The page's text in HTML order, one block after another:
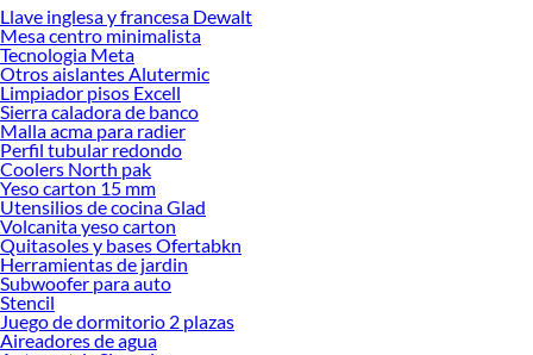
Desde remodelaciones hasta proyectos de decoración, estamos aquí para hacer
tus ideas realidad. ¡Visítanos y encuentra todo lo que tenemos para ofrecerte en
Platachos y Planas!
Explora la variedad de productos de Platachos y Planas en Sodimac
Herramientas, materiales y accesorios de calidad para tus proyectos y
renovación de espacios. ¡Visítanos y descubre todo lo que tenemos para
ofrecerte!
Encuentra una amplia variedad de productos de Platachos y Planas en Sodimac.
Encuentra todo lo necesario para tus proyectos de renovación y decoración.
¡Visítanos y haz tus ideas realidad!
Llave inglesa y francesa Dewalt
Mesa centro minimalista
Tecnologia Meta
Otros aislantes Alutermic
Limpiador pisos Excell
Sierra caladora de banco
Malla acma para radier
Perfil tubular redondo
Coolers North pak
Yeso carton 15 mm
Utensilios de cocina Glad
Volcanita yeso carton
Quitasoles y bases Ofertabkn
Herramientas de jardin
Subwoofer para auto
Stencil
Juego de dormitorio 2 plazas
Aireadores de agua